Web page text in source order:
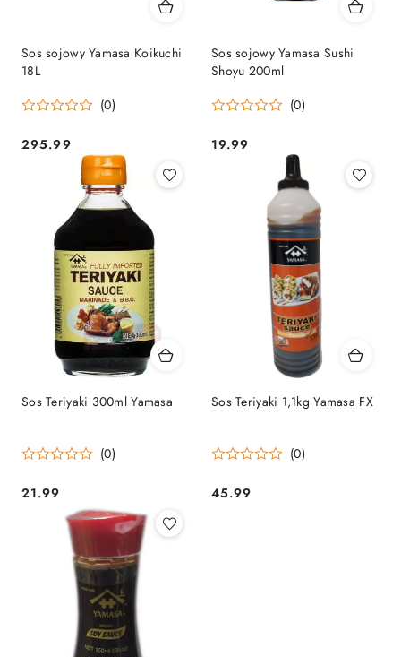
Sos sojowy Yamasa Koikuchi
18L
(0)
Cena:
295.99
Sos sojowy Yamasa Sushi
Shoyu 200ml
(0)
Cena:
19.99
Sos Teriyaki 300ml Yamasa
(0)
Cena:
21.99
Sos Teriyaki 1,1kg Yamasa FX
(0)
Cena:
45.99